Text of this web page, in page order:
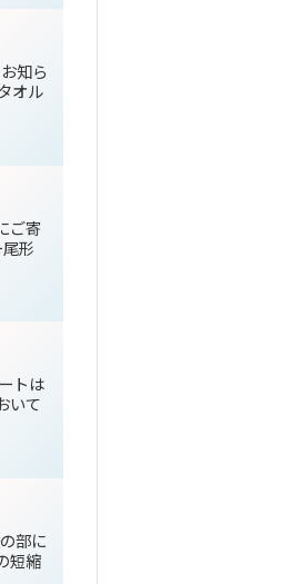
知ら
オル
ご寄
形
トは
いて
部に
短縮